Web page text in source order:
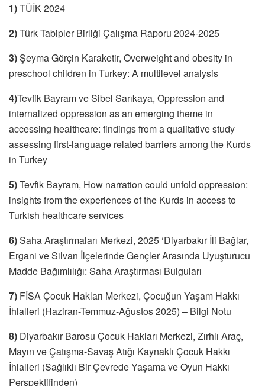
1)TÜİK 2024
2)Türk Tabipler Birliği Çalışma Raporu 2024-2025
3)Şeyma Görçin Karaketir, Overweight and obesity in
preschool children in Turkey: A multilevel analysis
4)Tevfik Bayram ve Sibel Sarıkaya, Oppression and
internalized oppression as an emerging theme in
accessing healthcare: findings from a qualitative study
assessing first‑language related barriers among the Kurds
in Turkey
5)Tevfik Bayram, How narration could unfold oppression:
insights from the experiences of the Kurds in access to
Turkish healthcare services
6)Saha Araştırmaları Merkezi, 2025 ‘Diyarbakır İli Bağlar,
Ergani ve Silvan İlçelerinde Gençler Arasında Uyuşturucu
Madde Bağımlılığı: Saha Araştırması Bulguları
7) FİSA Çocuk Hakları Merkezi, Çocuğun Yaşam Hakkı
İhlalleri (Haziran-Temmuz-Ağustos 2025) – Bilgi Notu
8) Diyarbakır Barosu Çocuk Hakları Merkezi, Zırhlı Araç,
Mayın ve Çatışma-Savaş Atığı Kaynaklı Çocuk Hakkı
İhlalleri (Sağlıklı Bir Çevrede Yaşama ve Oyun Hakkı
Perspektifinden)